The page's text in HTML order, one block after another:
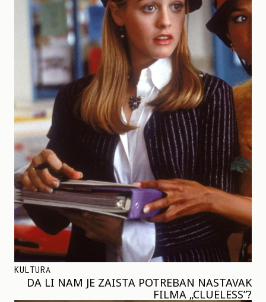
KULTURA
DA LI NAM JE ZAISTA POTREBAN NASTAVAK
FILMA „CLUELESS”?